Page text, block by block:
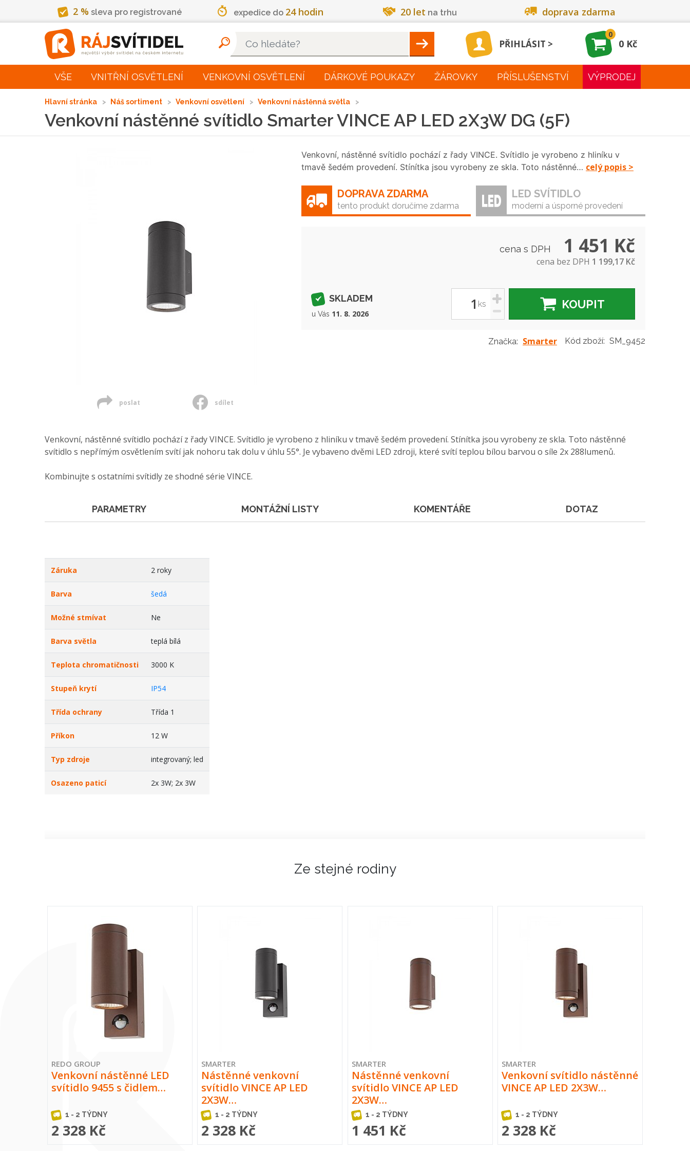
2 % sleva pro registrované expedice do 24 hodin 20 let na trhu doprava zdarma
Hleadat PŘIHLÁSIT
0
0 Kč
VŠE VNITŘNÍ OSVĚTLENÍ VENKOVNÍ OSVĚTLENÍ DÁRKOVÉ POUKAZY ŽÁROVKY PŘÍSLUŠENSTVÍ VÝPRODEJ
Hlavní stránka Náš sortiment Venkovní osvětlení Venkovní nástěnná světla
Venkovní nástěnné svítidlo Smarter VINCE AP LED 2X3W DG (5F)
poslat sdílet
Venkovní, nástěnné svítidlo pochází z řady VINCE. Svítidlo je vyrobeno z hliníku v
tmavě šedém provedení. Stínítka jsou vyrobeny ze skla. Toto nástěnné… celý popis >
DOPRAVA ZDARMA
tento produkt doručíme zdarma
LED SVÍTIDLO
moderní a úsporné provedení
SKLADEM
u Vás 11. 8. 2026
cena s DPH 1 451 Kč
cena bez DPH 1 199,17 Kč
ks
+
-
KOUPIT
Značka: Smarter Kód zboží: SM_9452
Venkovní, nástěnné svítidlo pochází z řady VINCE. Svítidlo je vyrobeno z hliníku v tmavě šedém provedení. Stínítka jsou vyrobeny ze skla. Toto nástěnné
svítidlo s nepřímým osvětlením svítí jak nohoru tak dolu v úhlu 55°. Je vybaveno dvěmi LED zdroji, které svítí teplou bílou barvou o síle 2x 288lumenů.
Kombinujte s ostatními svítidly ze shodné série VINCE.
PARAMETRY MONTÁŽNÍ LISTY KOMENTÁŘE DOTAZ
Záruka 2 roky
Barva šedá
Možné stmívat Ne
Barva světla teplá bílá
Teplota chromatičnosti 3000 K
Stupeň krytí IP54
Třída ochrany Třída 1
Příkon 12 W
Typ zdroje integrovaný; led
Osazeno paticí 2x 3W; 2x 3W
Ze stejné rodiny
REDO GROUP
Venkovní nástěnné LED
svítidlo 9455 s čidlem…
1 - 2 TÝDNY
2 328 Kč
SMARTER
Nástěnné venkovní
svítidlo VINCE AP LED
2X3W…
1 - 2 TÝDNY
2 328 Kč
SMARTER
Nástěnné venkovní
svítidlo VINCE AP LED
2X3W…
1 - 2 TÝDNY
1 451 Kč
SMARTER
Venkovní svítidlo nástěnné
VINCE AP LED 2X3W…
1 - 2 TÝDNY
2 328 Kč